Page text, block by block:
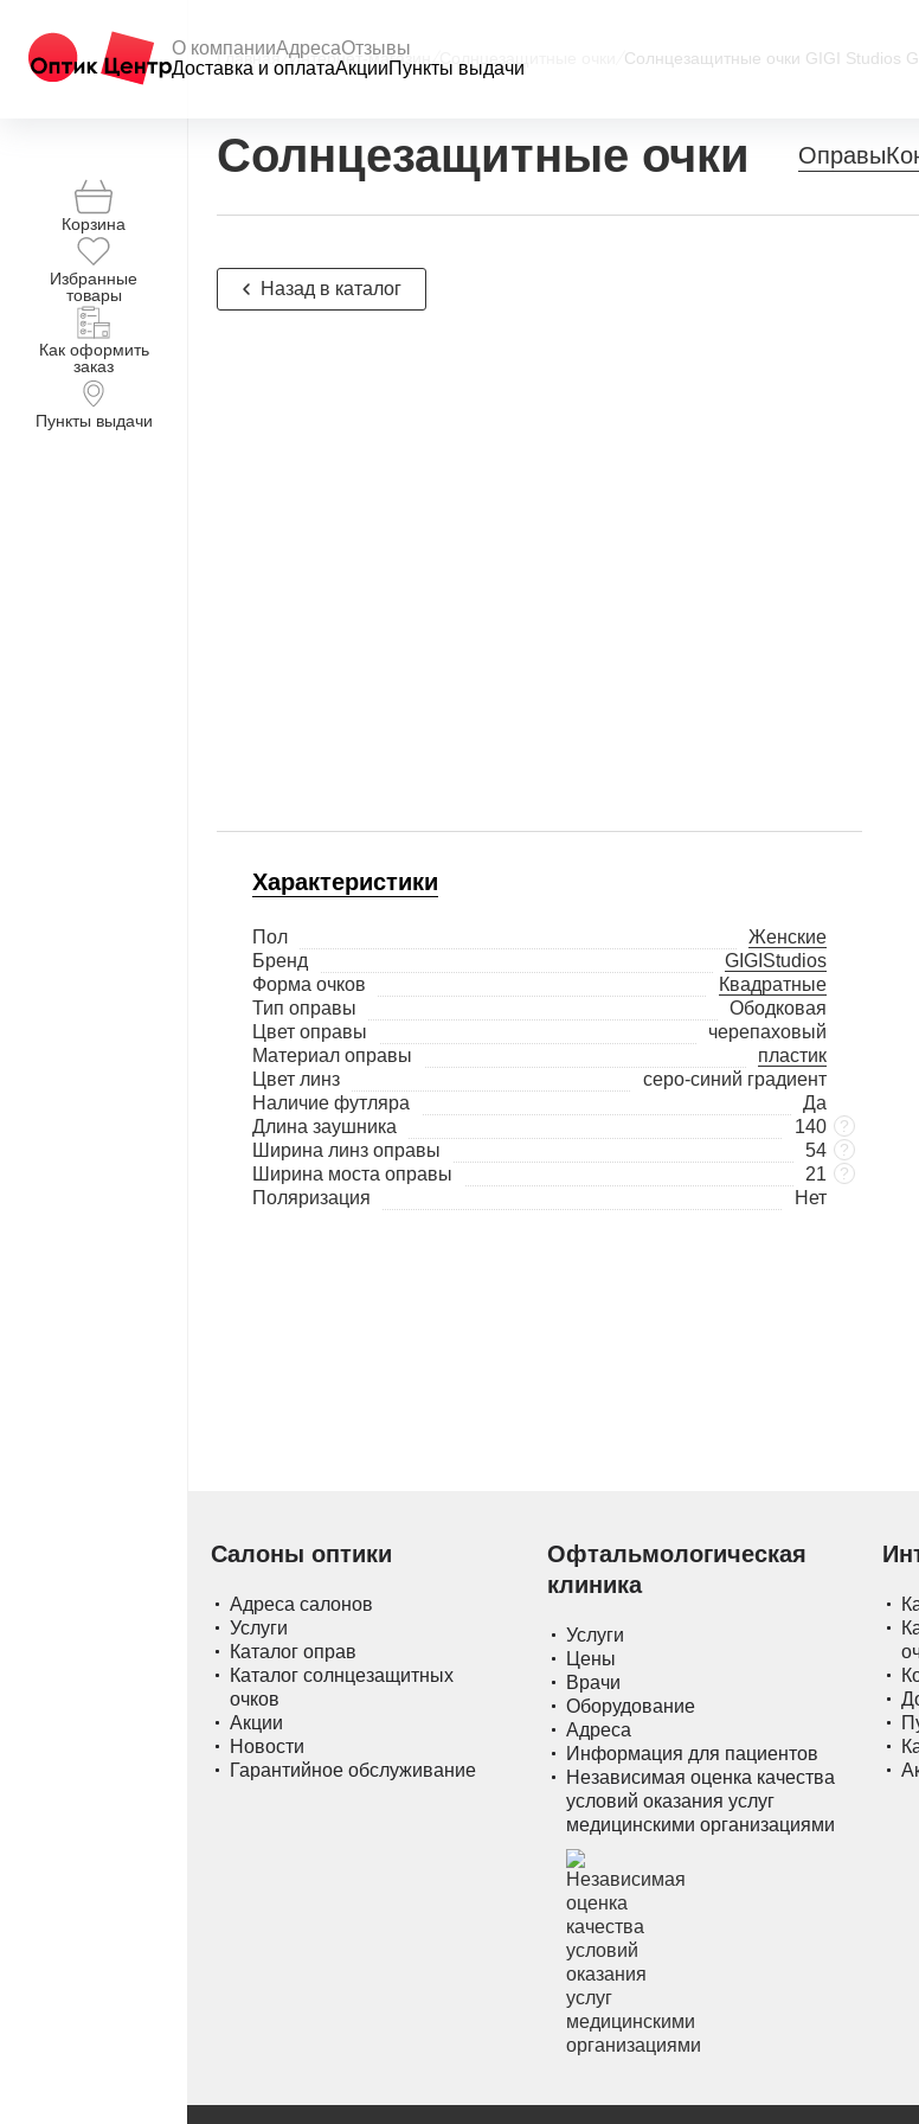
О компанииАдресаОтзывы
Доставка и оплатаАкцииПункты выдачи
Корзина
Избранные
товары
Как оформить
заказ
Пункты выдачи
Главная /Интернет-магазин Солнцезащитные очки GIGI Studios
Солнцезащитные очки Оправы
Назад в каталог
Характеристики
Пол
Женские
Бренд
GIGIStudios
Форма очков
Квадратные
Тип оправы
Ободковая
Цвет оправы
черепаховый
Материал оправы
пластик
Цвет линз
серо-синий градиент
Наличие футляра
Да
Длина заушника
140 ?
Ширина линз оправы 54 ?
Ширина моста оправы 21 ?
Поляризация Нет
Салоны оптики
Адреса салонов
Услуги
Каталог оправ
Каталог солнцезащитных
очков
Акции
Новости
Гарантийное обслуживание
Офтальмологическая
клиника
Услуги
Цены
Врачи
Оборудование
Адреса
Информация для пациентов
Независимая оценка качества
условий оказания услуг
медицинскими организациями